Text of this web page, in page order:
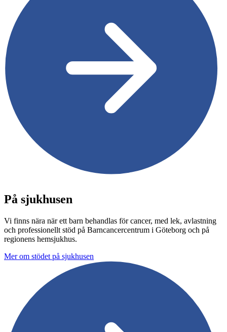
På sjukhusen
Vi finns nära när ett barn behandlas för cancer, med lek, avlastning
och professionellt stöd på Barncancercentrum i Göteborg och på
regionens hemsjukhus.
Mer om stödet på sjukhusen